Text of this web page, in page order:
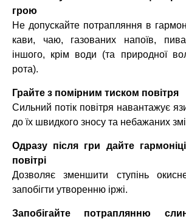
грою
Не допускайте потрапляння в
кави, чаю, газованих напоїв,
іншого, крім води (та природної
рота).
Грайте з помірним тиском повітря
Сильний потік повітря навантажує
до їх швидкого зносу та небажаних
Одразу після гри дайте
повітрі
Дозволяє зменшити ступінь
запобігти утворенню іржі.
Запобігайте потраплянню